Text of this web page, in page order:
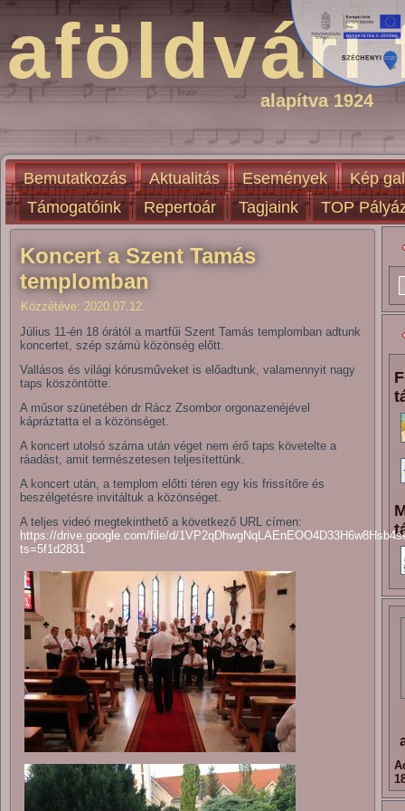
alapítva 1924
Bemutatkozás Aktualitás Események
Kép
Támogatóink
Repertoár Tagjaink TOP
Koncert a Szent Tamás
templomban
Közzétéve: 2020.07.12.
Július 11-én 18 órától a martfűi Szent Tamás templomban adtunk
koncertet, szép számú közönség előtt.
Vallásos és világi kórusműveket is előadtunk, valamennyit nagy
taps köszöntötte.
A műsor szünetében dr Rácz Zsombor orgonazenéjével
kápráztatta el a közönséget.
A koncert utolsó száma után véget nem érő taps követelte a
ráadást, amit természetesen teljesítettünk.
A koncert után, a templom előtti téren egy kis frissítőre és
beszélgetésre invitáltuk a közönséget.
A teljes videó megtekinthető a következő URL címen:
https://drive.google.com/file/d/
ts=5f1d2831